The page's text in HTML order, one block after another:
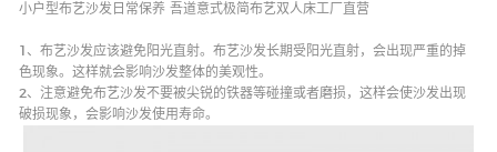
smallware New product
小户型布艺沙发日常保养 吾道意式极简布艺双人床工厂直营
1、布艺沙发应该避免阳光直射。布艺沙发长期受阳光直射，会出现严重的掉
色现象。这样就会影响沙发整体的美观性。
2、注意避免布艺沙发不要被尖锐的铁器等碰撞或者磨损，这样会使沙发出现
破损现象，会影响沙发使用寿命。